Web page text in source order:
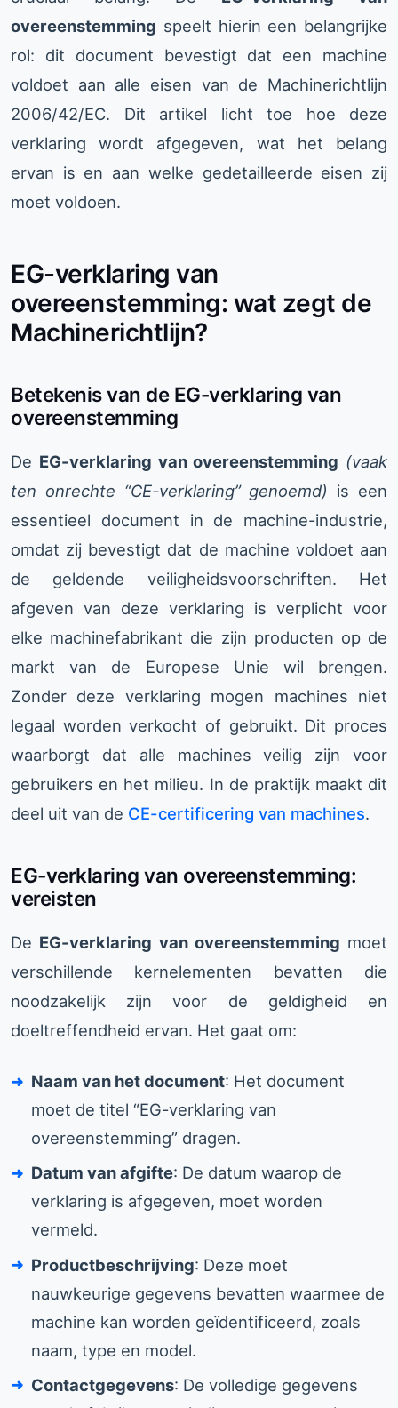
overeenstemming speelt hierin een belangrijke
rol: dit document bevestigt dat een machine
voldoet aan alle eisen van de Machinerichtlijn
2006/42/EC. Dit artikel licht toe hoe deze
verklaring wordt afgegeven, wat het belang
ervan is en aan welke gedetailleerde eisen zij
moet voldoen.
EG-verklaring van
overeenstemming: wat zegt de
Machinerichtlijn?
Betekenis van de EG-verklaring van
overeenstemming
De EG-verklaring van overeenstemming (vaak
ten onrechte “CE-verklaring” genoemd) is een
essentieel document in de machine-industrie,
omdat zij bevestigt dat de machine voldoet aan
de geldende veiligheidsvoorschriften. Het
afgeven van deze verklaring is verplicht voor
elke machinefabrikant die zijn producten op de
markt van de Europese Unie wil brengen.
Zonder deze verklaring mogen machines niet
legaal worden verkocht of gebruikt. Dit proces
waarborgt dat alle machines veilig zijn voor
gebruikers en het milieu. In de praktijk maakt dit
deel uit van de CE-certificering van machines.
EG-verklaring van overeenstemming:
vereisten
De EG-verklaring van overeenstemming moet
verschillende kernelementen bevatten die
noodzakelijk zijn voor de geldigheid en
doeltreffendheid ervan. Het gaat om:
Naam van het document: Het document
moet de titel “EG-verklaring van
overeenstemming” dragen.
Datum van afgifte: De datum waarop de
verklaring is afgegeven, moet worden
vermeld.
Productbeschrijving: Deze moet
nauwkeurige gegevens bevatten waarmee de
machine kan worden geïdentificeerd, zoals
naam, type en model.
Contactgegevens: De volledige gegevens